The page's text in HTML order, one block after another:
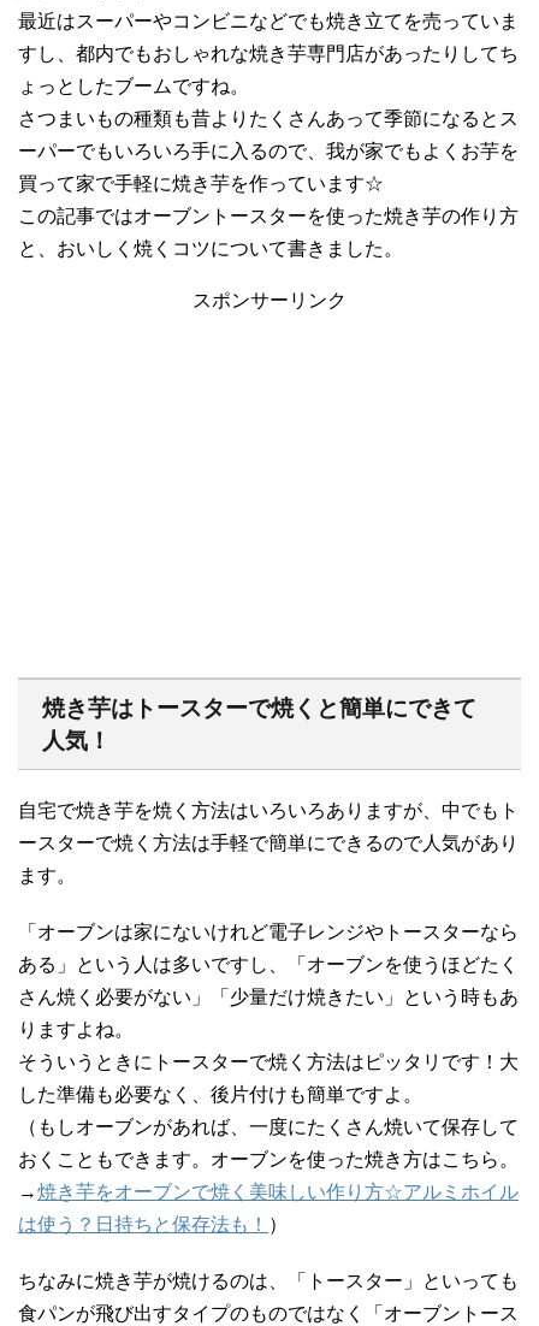
最近はスーパーやコンビニなどでも焼き立てを売っていま
すし、都内でもおしゃれな焼き芋専門店があったりしてち
ょっとしたブームですね。
さつまいもの種類も昔よりたくさんあって季節になるとス
ーパーでもいろいろ手に入るので、我が家でもよくお芋を
買って家で手軽に焼き芋を作っています☆
この記事ではオーブントースターを使った焼き芋の作り方
と、おいしく焼くコツについて書きました。
スポンサーリンク
焼き芋はトースターで焼くと簡単にできて
人気！
自宅で焼き芋を焼く方法はいろいろありますが、中でもト
ースターで焼く方法は手軽で簡単にできるので人気があり
ます。
「オーブンは家にないけれど電子レンジやトースターなら
ある」という人は多いですし、「オーブンを使うほどたく
さん焼く必要がない」「少量だけ焼きたい」という時もあ
りますよね。
そういうときにトースターで焼く方法はピッタリです！大
した準備も必要なく、後片付けも簡単ですよ。
（もしオーブンがあれば、一度にたくさん焼いて保存して
おくこともできます。オーブンを使った焼き方はこちら。
→焼き芋をオーブンで焼く美味しい作り方☆アルミホイル
は使う？日持ちと保存法も！ ）
ちなみに焼き芋が焼けるのは、「トースター」といっても
食パンが飛び出すタイプのものではなく「オーブントース